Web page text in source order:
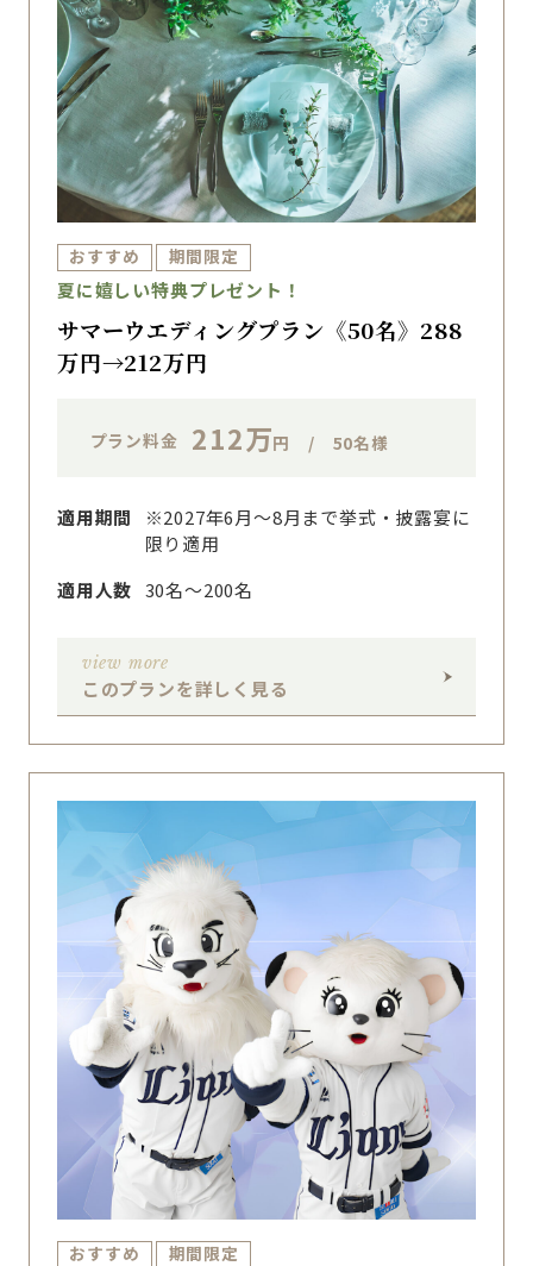
おすすめ 期間限定
夏に嬉しい特典プレゼント！
サマーウエディングプラン《50名》288
万円→212万円
プラン料金 212万円 / 50名様
適用期間
※2027年6月～8月まで挙式・披露宴に
限り適用
適用人数 30名〜200名
view more
このプランを詳しく見る
おすすめ 期間限定